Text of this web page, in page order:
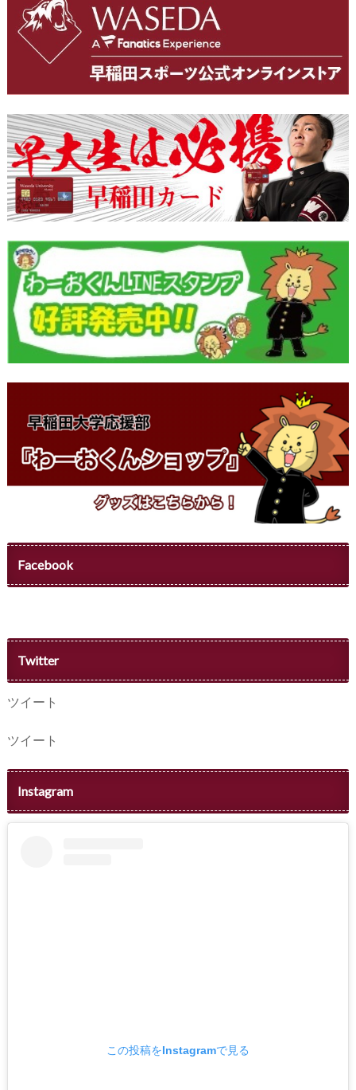
Facebook
Twitter
ツイート
ツイート
Instagram
この投稿をInstagramで見る